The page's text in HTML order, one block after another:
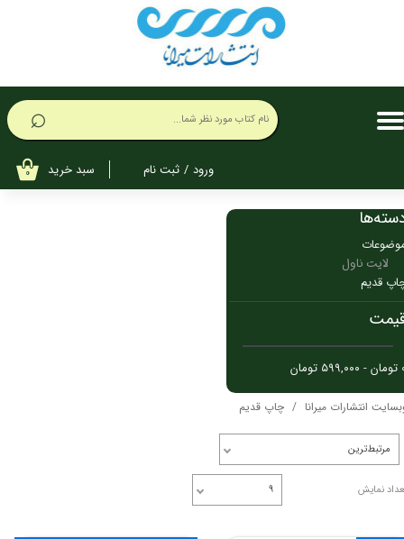
ورود / ثبت نام
تغییر گذر واژه
سفارشات
۰ سبد خرید
⌕
انتشارات میرانا چاپ قدیم
مرتبط‌ترین
نمایش ۹
لایت ناول
قدیم
تومان